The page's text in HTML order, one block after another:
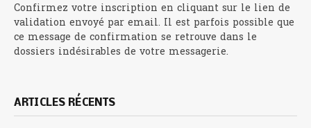
Confirmez votre inscription en cliquant sur le lien de
validation envoyé par email. Il est parfois possible que
ce message de confirmation se retrouve dans le
dossiers indésirables de votre messagerie.
ARTICLES RÉCENTS